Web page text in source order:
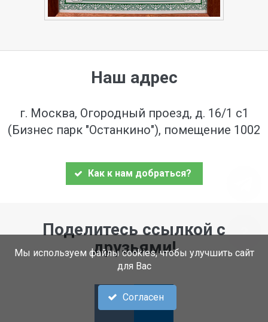
Наш адрес
г. Москва, Огородный проезд, д. 16/1 с1
(Бизнес парк "Останкино"), помещение 1002
Как к нам добраться?
Поделитесь ссылкой с
друзьями!
Мы используем файлы cookies, чтобы улучшить сайт
для Вас
Согласен